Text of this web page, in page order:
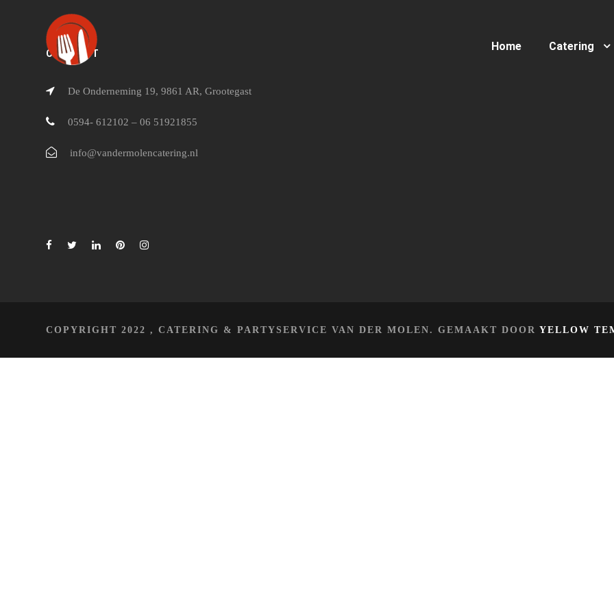
Home Catering
CONTACT
De Onderneming 19, 9861 AR, Grootegast
0594- 612102 – 06 51921855
info@vandermolencatering.nl
COPYRIGHT 2022 , CATERING & PARTYSERVICE VAN DER MOLEN. GEMAAKT DOOR YELLOW